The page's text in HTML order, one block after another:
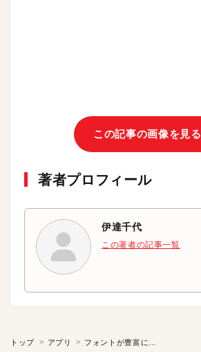
この記事の画像を見る
著者プロフィール
伊達千代
この著者の記事一覧
トップ アプリ